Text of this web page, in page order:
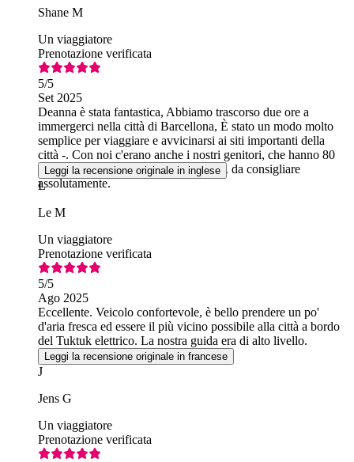
Shane M
Un viaggiatore
Prenotazione verificata
5/5
Set 2025
Deanna è stata fantastica, Abbiamo trascorso due ore a
immergerci nella città di Barcellona, È stato un modo molto
semplice per viaggiare e avvicinarsi ai siti importanti della
città -. Con noi c'erano anche i nostri genitori, che hanno 80
anni... una giornata brillante per loro... da consigliare
assolutamente.
Leggi la recensione originale in inglese
L
Le M
Un viaggiatore
Prenotazione verificata
5/5
Ago 2025
Eccellente. Veicolo confortevole, è bello prendere un po'
d'aria fresca ed essere il più vicino possibile alla città a bordo
del Tuktuk elettrico. La nostra guida era di alto livello.
Leggi la recensione originale in francese
J
Jens G
Un viaggiatore
Prenotazione verificata